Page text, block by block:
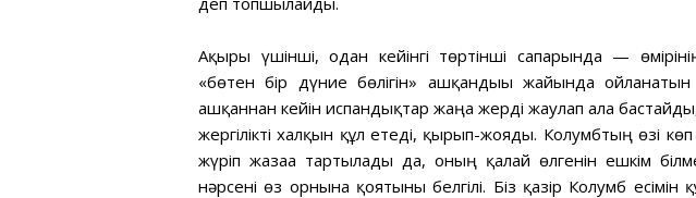
Ақыры үшінші, одан кейінгі төртінші сапарында —
«бөтен бір дүние бөлігін» ашқандығы жайында
ашқаннан кейін испандықтар жаңа жерді жаулап ала
жергілікті халқын құл етеді, қырып-жояды. Колумбтың өзі
жүріп жазаға тартылады да, оның қалай өлгенін ешкім
нәрсені өз орнына қоятыны белгілі. Біз қазір Колумб